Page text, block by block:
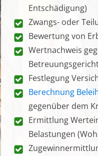
Entschädigung)
Zwangs- oder
Bewertung von
Wertnachweis
Festlegung
Berechnung
gegenüber dem
Ermittlung
Belastungen